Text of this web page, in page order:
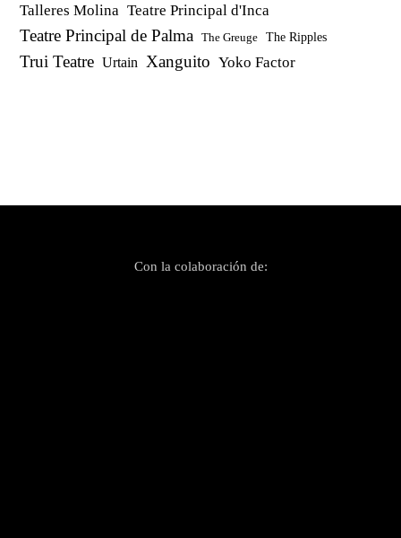
Talleres Molina Teatre Principal d'Inca
Teatre Principal de Palma The Greuge The Ripples
Trui Teatre Urtain Xanguito Yoko Factor
Con la colaboración de: